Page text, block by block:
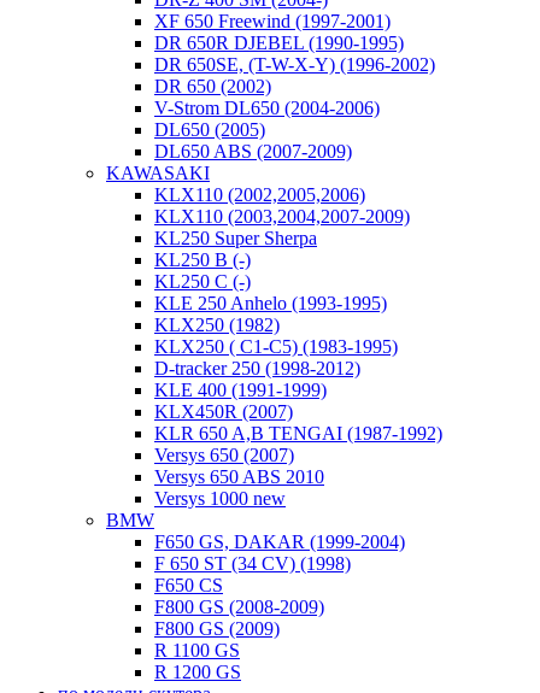
XF 650 Freewind (1997-2001)
DR 650R DJEBEL (1990-1995)
DR 650SE, (T-W-X-Y) (1996-2002)
DR 650 (2002)
V-Strom DL650 (2004-2006)
DL650 (2005)
DL650 ABS (2007-2009)
KAWASAKI
KLX110 (2002,2005,2006)
KLX110 (2003,2004,2007-2009)
KL250 Super Sherpa
KL250 B (-)
KL250 C (-)
KLE 250 Anhelo (1993-1995)
KLX250 (1982)
KLX250 ( C1-C5) (1983-1995)
D-tracker 250 (1998-2012)
KLE 400 (1991-1999)
KLX450R (2007)
KLR 650 A,B TENGAI (1987-1992)
Versys 650 (2007)
Versys 650 ABS 2010
Versys 1000 new
BMW
F650 GS, DAKAR (1999-2004)
F 650 ST (34 CV) (1998)
F650 CS
F800 GS (2008-2009)
F800 GS (2009)
R 1100 GS
R 1200 GS